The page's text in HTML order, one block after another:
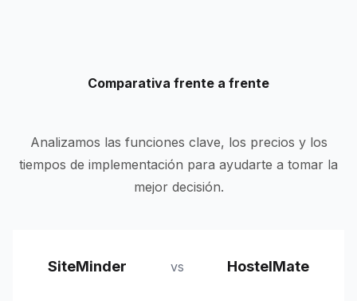
Comparativa frente a frente
Analizamos las funciones clave, los precios y los
tiempos de implementación para ayudarte a tomar la
mejor decisión.
SiteMinder vs HostelMate